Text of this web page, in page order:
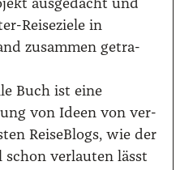
aus­ge­dacht und
Rei­se­zie­le in
zusam­men getra­
Buch ist eine
von Ideen von ver­
Rei­se­Blogs, wie der
schon ver­lau­ten lässt